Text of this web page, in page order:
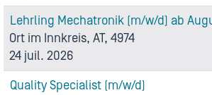
Lehrling Mechatronik (m/w/d) ab
Ort im Innkreis, AT, 4974
24 juil. 2026
Quality Specialist (m/w/d)